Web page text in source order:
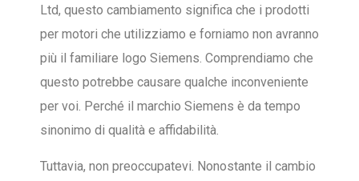
Ltd, questo cambiamento significa che i prodotti
per motori che utilizziamo e forniamo non avranno
più il familiare logo Siemens. Comprendiamo che
questo potrebbe causare qualche inconveniente
per voi. Perché il marchio Siemens è da tempo
sinonimo di qualità e affidabilità.
Tuttavia, non preoccupatevi. Nonostante il cambio